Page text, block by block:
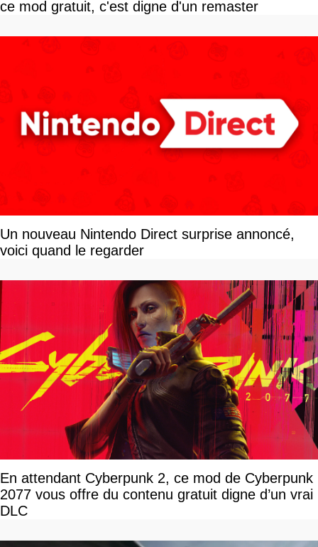
ce mod gratuit, c'est digne d'un remaster
Un nouveau Nintendo Direct surprise annoncé,
voici quand le regarder
En attendant Cyberpunk 2, ce mod de Cyberpunk
2077 vous offre du contenu gratuit digne d’un vrai
DLC